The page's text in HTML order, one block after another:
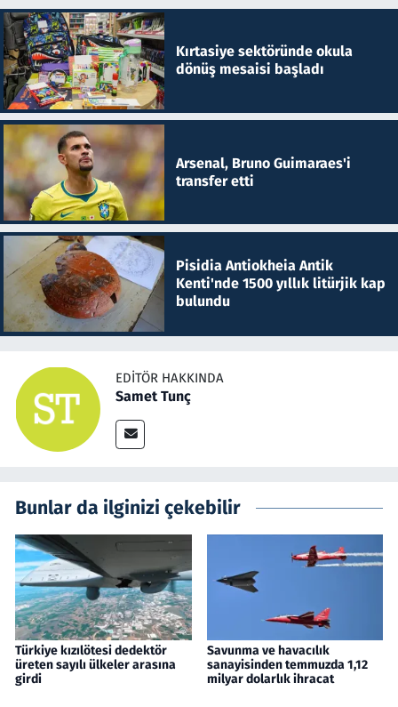
Kırtasiye sektöründe okula
dönüş mesaisi başladı
Arsenal, Bruno Guimaraes'i
transfer etti
Pisidia Antiokheia Antik
Kenti'nde 1500 yıllık litürjik kap
bulundu
EDITÖR HAKKINDA
Samet Tunç
Bunlar da ilginizi çekebilir
Türkiye kızılötesi dedektör
üreten sayılı ülkeler arasına
girdi
Savunma ve havacılık
sanayisinden temmuzda 1,12
milyar dolarlık ihracat